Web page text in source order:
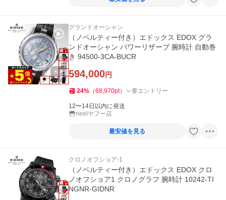
グランドオーシャン
（ノベルティー付き）エドックス EDOX グラ
ンドオーシャン パワーリザーブ 腕時計 自動巻
き 94500-3CA-BUCR
594,000円
24% （68,970pt） 要エントリー
12〜14日以内に発送
neelヤフー店
最安値を見る
クロノオフショア-1
（ノベルティー付き）エドックス EDOX クロ
ノオフショア1 クロノグラフ 腕時計 10242-TI
NGNR-GIDNR